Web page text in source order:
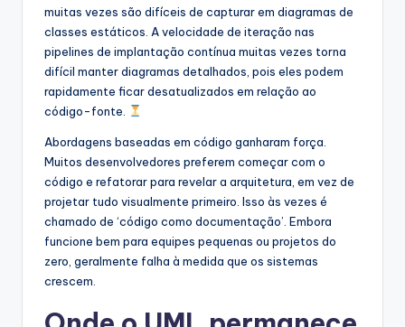
muitas vezes são difíceis de capturar em diagramas de
classes estáticos. A velocidade de iteração nas
pipelines de implantação contínua muitas vezes torna
difícil manter diagramas detalhados, pois eles podem
rapidamente ficar desatualizados em relação ao
código-fonte.
Abordagens baseadas em código ganharam força.
Muitos desenvolvedores preferem começar com o
código e refatorar para revelar a arquitetura, em vez de
projetar tudo visualmente primeiro. Isso às vezes é
chamado de ‘código como documentação’. Embora
funcione bem para equipes pequenas ou projetos do
zero, geralmente falha à medida que os sistemas
crescem.